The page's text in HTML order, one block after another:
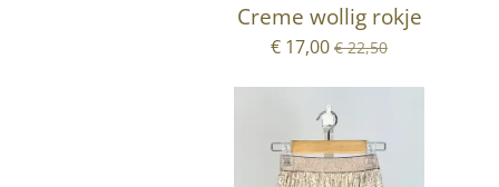
Creme wollig rokje
€ 17,00 € 22,50